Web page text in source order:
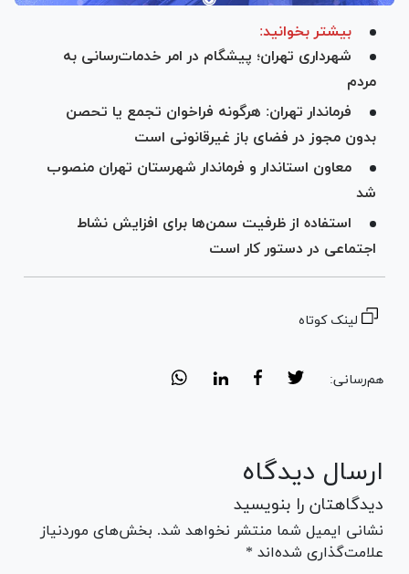
بیشتر بخوانید:
شهرداری تهران؛ پیشگام در امر خدمات‌رسانی به
مردم
فرماندار تهران: هرگونه فراخوان تجمع یا تحصن
بدون مجوز در فضای باز غیرقانونی است
معاون استاندار و فرماندار شهرستان تهران منصوب
شد
استفاده از ظرفیت سمن‌ها برای افزایش نشاط
اجتماعی در دستور کار است
لینک کوتاه
هم‌رسانی:
ارسال دیدگاه
دیدگاهتان را بنویسید
نشانی ایمیل شما منتشر نخواهد شد. بخش‌های موردنیاز
علامت‌گذاری شده‌اند *